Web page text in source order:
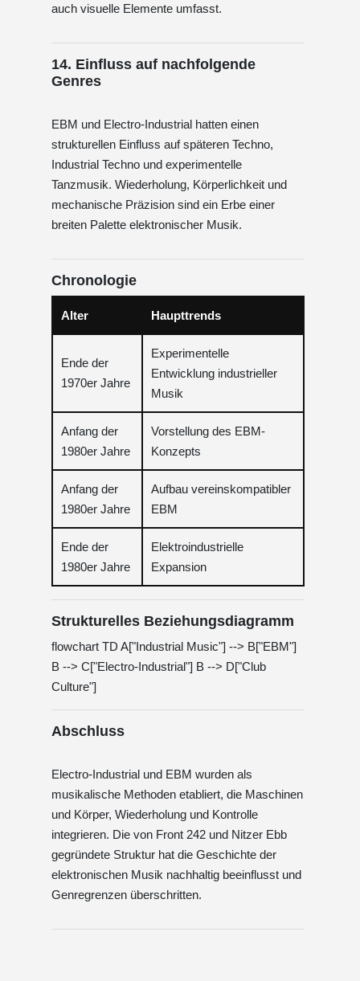
auch visuelle Elemente umfasst.
14. Einfluss auf nachfolgende
Genres
EBM und Electro-Industrial hatten einen
strukturellen Einfluss auf späteren Techno,
Industrial Techno und experimentelle
Tanzmusik. Wiederholung, Körperlichkeit und
mechanische Präzision sind ein Erbe einer
breiten Palette elektronischer Musik.
Chronologie
Alter Haupttrends
Ende der
1970er Jahre
Experimentelle
Entwicklung industrieller
Musik
Anfang der
1980er Jahre
Vorstellung des EBM-
Konzepts
Anfang der
1980er Jahre
Aufbau vereinskompatibler
EBM
Ende der
1980er Jahre
Elektroindustrielle
Expansion
Strukturelles Beziehungsdiagramm
flowchart TD A["Industrial Music"] --> B["EBM"]
B --> C["Electro-Industrial"] B --> D["Club
Culture"]
Abschluss
Electro-Industrial und EBM wurden als
musikalische Methoden etabliert, die Maschinen
und Körper, Wiederholung und Kontrolle
integrieren. Die von Front 242 und Nitzer Ebb
gegründete Struktur hat die Geschichte der
elektronischen Musik nachhaltig beeinflusst und
Genregrenzen überschritten.